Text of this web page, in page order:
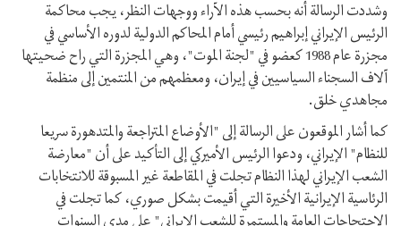
وشددت الرسالة أنه بحسب هذه الآراء ووجهات النظر، يجب محاكمة
الرئيس الإيراني إبراهيم رئيسي أمام المحاكم الدولية لدوره الأساسي في
مجزرة عام 1988 كعضو في "لجنة الموت"، وهي المجزرة التي راح ضحيتها
آلاف السجناء السياسيين في إيران، ومعظمهم من المنتمين إلى منظمة
مجاهدي خلق.
كما أشار الموقعون على الرسالة إلى "الأوضاع المتراجعة والمتدهورة سريعا
للنظام" الإيراني، ودعوا الرئيس الأميركي إلى التأكيد على أن "معارضة
الشعب الإيراني لهذا النظام تجلت في المقاطعة غير المسبوقة للانتخابات
الرئاسية الإيرانية الأخيرة التي أقيمت بشكل صوري، كما تجلت في